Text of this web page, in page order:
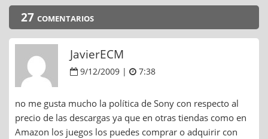
27 comentarios
JavierECM
9/12/2009 | 7:38
no me gusta mucho la política de Sony con respecto al
precio de las descargas ya que en otras tiendas como en
Amazon los juegos los puedes comprar o adquirir con